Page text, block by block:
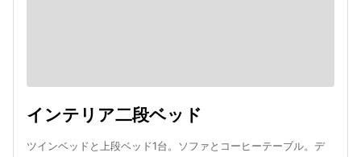
インテリア二段ベッド
ツインベッドと上段ベッド1台。ソファとコーヒーテーブル。デ